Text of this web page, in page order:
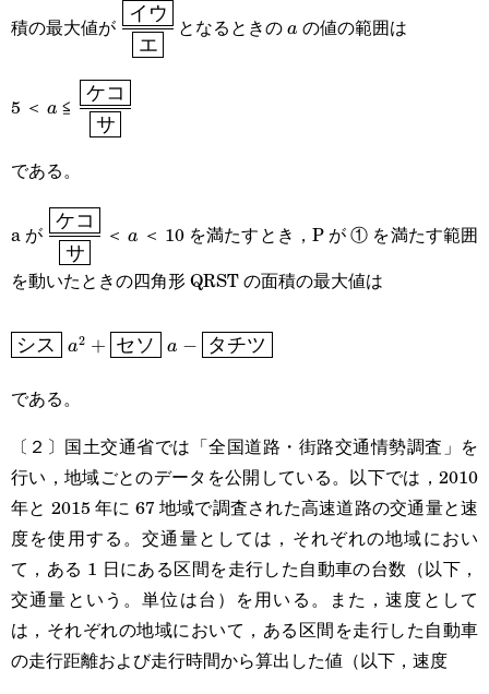
積の最大値が
\cfrac{\boxed{\text{イ
ウ}}}
{\boxed{\text{エ}}}
エ
イウ
となるときのa の値の範囲は
5 ＜ a ≦
\cfrac{\boxed{\textsf{ケ
コ}}}
サ
ケコ
である。
a が \cfrac{\boxed{\text{ケ
コ}}}
サ
ケコ
＜ a ＜ 10 を満たすとき，P が ① を満たす範囲
を動いたときの四角形 QRST の面積の最大値は
\boxed{\textsf{シ
a^2+\boxed{\textsf{セ
ソ}}\space a-
\boxed{\textsf{タチ
ツ}}
シス a2 + セソ a − タチツ
である。
〔２〕国土交通省では「全国道路・街路交通情勢調査」を
行い，地域ごとのデータを公開している。以下では，2010
年と 2015 年に 67 地域で調査された高速道路の交通量と速
度を使用する。交通量としては，それぞれの地域におい
て，ある 1 日にある区間を走行した自動車の台数（以下，
交通量という。単位は台）を用いる。また，速度として
は，それぞれの地域において，ある区間を走行した自動車
の走行距離および走行時間から算出した値（以下，速度